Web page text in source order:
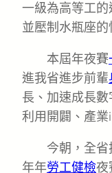
一級為高等工
並壓制水瓶座的
本屆年夜賽
進我省進步前輩
長、加速成長
利用開闢、產
今朝，全
年年勞工健檢夜